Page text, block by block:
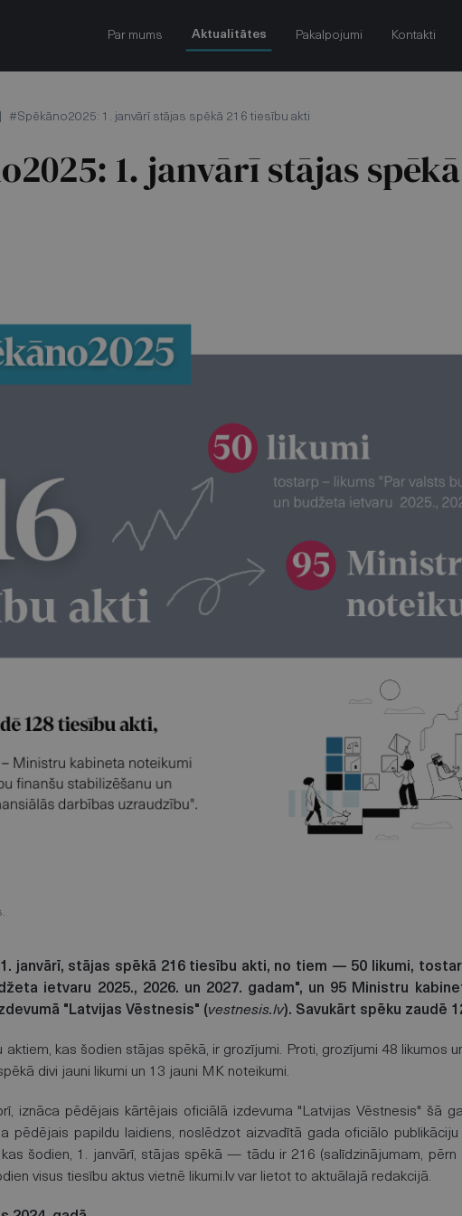
Par mums Aktualitātes Pakalpojumi Kontakti
#Spēkāno2025: 1. janvārī stājas spēkā 216 tiesību akti
1. janvārī stājas
1. janvārī, stājas spēkā 216 tiesību akti, no tiem — 50 likumi,
ietvaru 2025., 2026. un 2027. gadam", un 95 Ministru
"Latvijas Vēstnesis" (vestnesis.lv). Savukārt spēku zaudē
aktiem, kas šodien stājas spēkā, ir grozījumi. Proti, grozījumi 48 likumos
divi jauni likumi un 13 jauni MK noteikumi.
iznāca pēdējais kārtējais oficiālā izdevuma "Latvijas Vēstnesis" šā
pēdējais papildu laidiens, noslēdzot aizvadītā gada oficiālo
šodien, 1. janvārī, stājas spēkā — tādu ir 216 (salīdzinājumam,
visus tiesību aktus vietnē likumi.lv var lietot to aktuālajā redakcijā.